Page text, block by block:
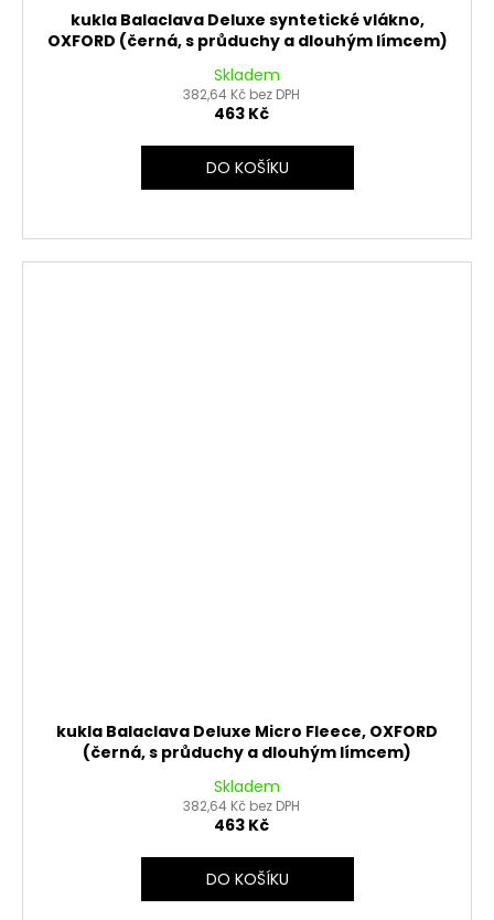
kukla Balaclava Deluxe syntetické vlákno,
OXFORD (černá, s průduchy a dlouhým límcem)
Skladem
382,64 Kč bez DPH
463 Kč
DO KOŠÍKU
kukla Balaclava Deluxe Micro Fleece, OXFORD
(černá, s průduchy a dlouhým límcem)
Skladem
382,64 Kč bez DPH
463 Kč
DO KOŠÍKU